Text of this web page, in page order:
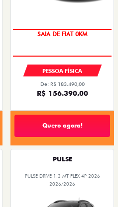
PESSOA FÍSICA
De: R$ 183.490,00
R$ 156.390,00
Quero agora!
PULSE
PULSE DRIVE 1.3 MT FLEX 4P 2026
2026/2026